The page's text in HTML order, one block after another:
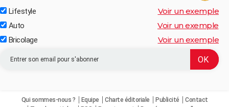
Lifestyle Voir un exemple
Auto Voir un exemple
Bricolage Voir un exemple
Qui sommes-nous ? Equipe Charte éditoriale Publicité
Contact